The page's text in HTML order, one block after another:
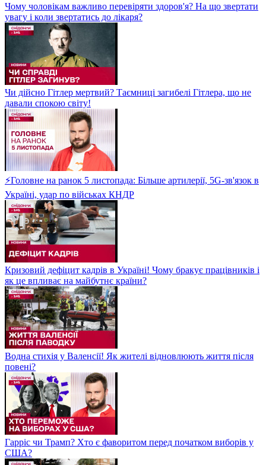
Чому чоловікам важливо перевіряти здоров'я? На що звертати
увагу і коли звертатись до лікаря?
Чи дійсно Гітлер мертвий? Таємниці загибелі Гітлера, що не
давали спокою світу!
⚡Головне на ранок 5 листопада: Більше артилерії, 5G-зв'язок в
Україні, удар по військах КНДР
Кризовий дефіцит кадрів в Україні! Чому бракує працівників і
як це впливає на майбутнє країни?
Водна стихія у Валенсії! Як жителі відновлюють життя після
повені?
Гарріс чи Трамп? Хто є фаворитом перед початком виборів у
США?